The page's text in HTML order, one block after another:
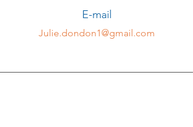
E-mail
Julie.dondon1@gmail.com